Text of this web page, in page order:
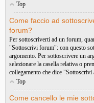
Top
Come faccio ad
forum?
Per sottoscriverti ad un forum,
"Sottoscrivi forum": con questo
argomento. Per sottoscrivere un
selezionare la casella relativa o
collegamento che dice "Sottoscrivi
Top
Come cancello le mie